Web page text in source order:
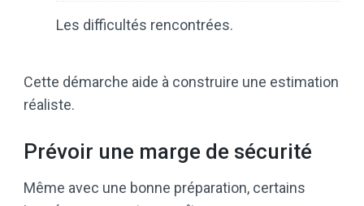
Les difficultés rencontrées.
Cette démarche aide à construire une estimation
réaliste.
Prévoir une marge de sécurité
Même avec une bonne préparation, certains